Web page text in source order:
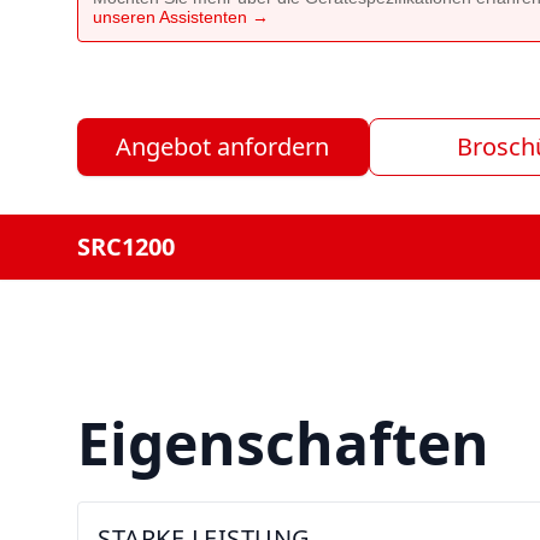
unseren Assistenten →
Angebot anfordern
SRC1200
Eigenschaften